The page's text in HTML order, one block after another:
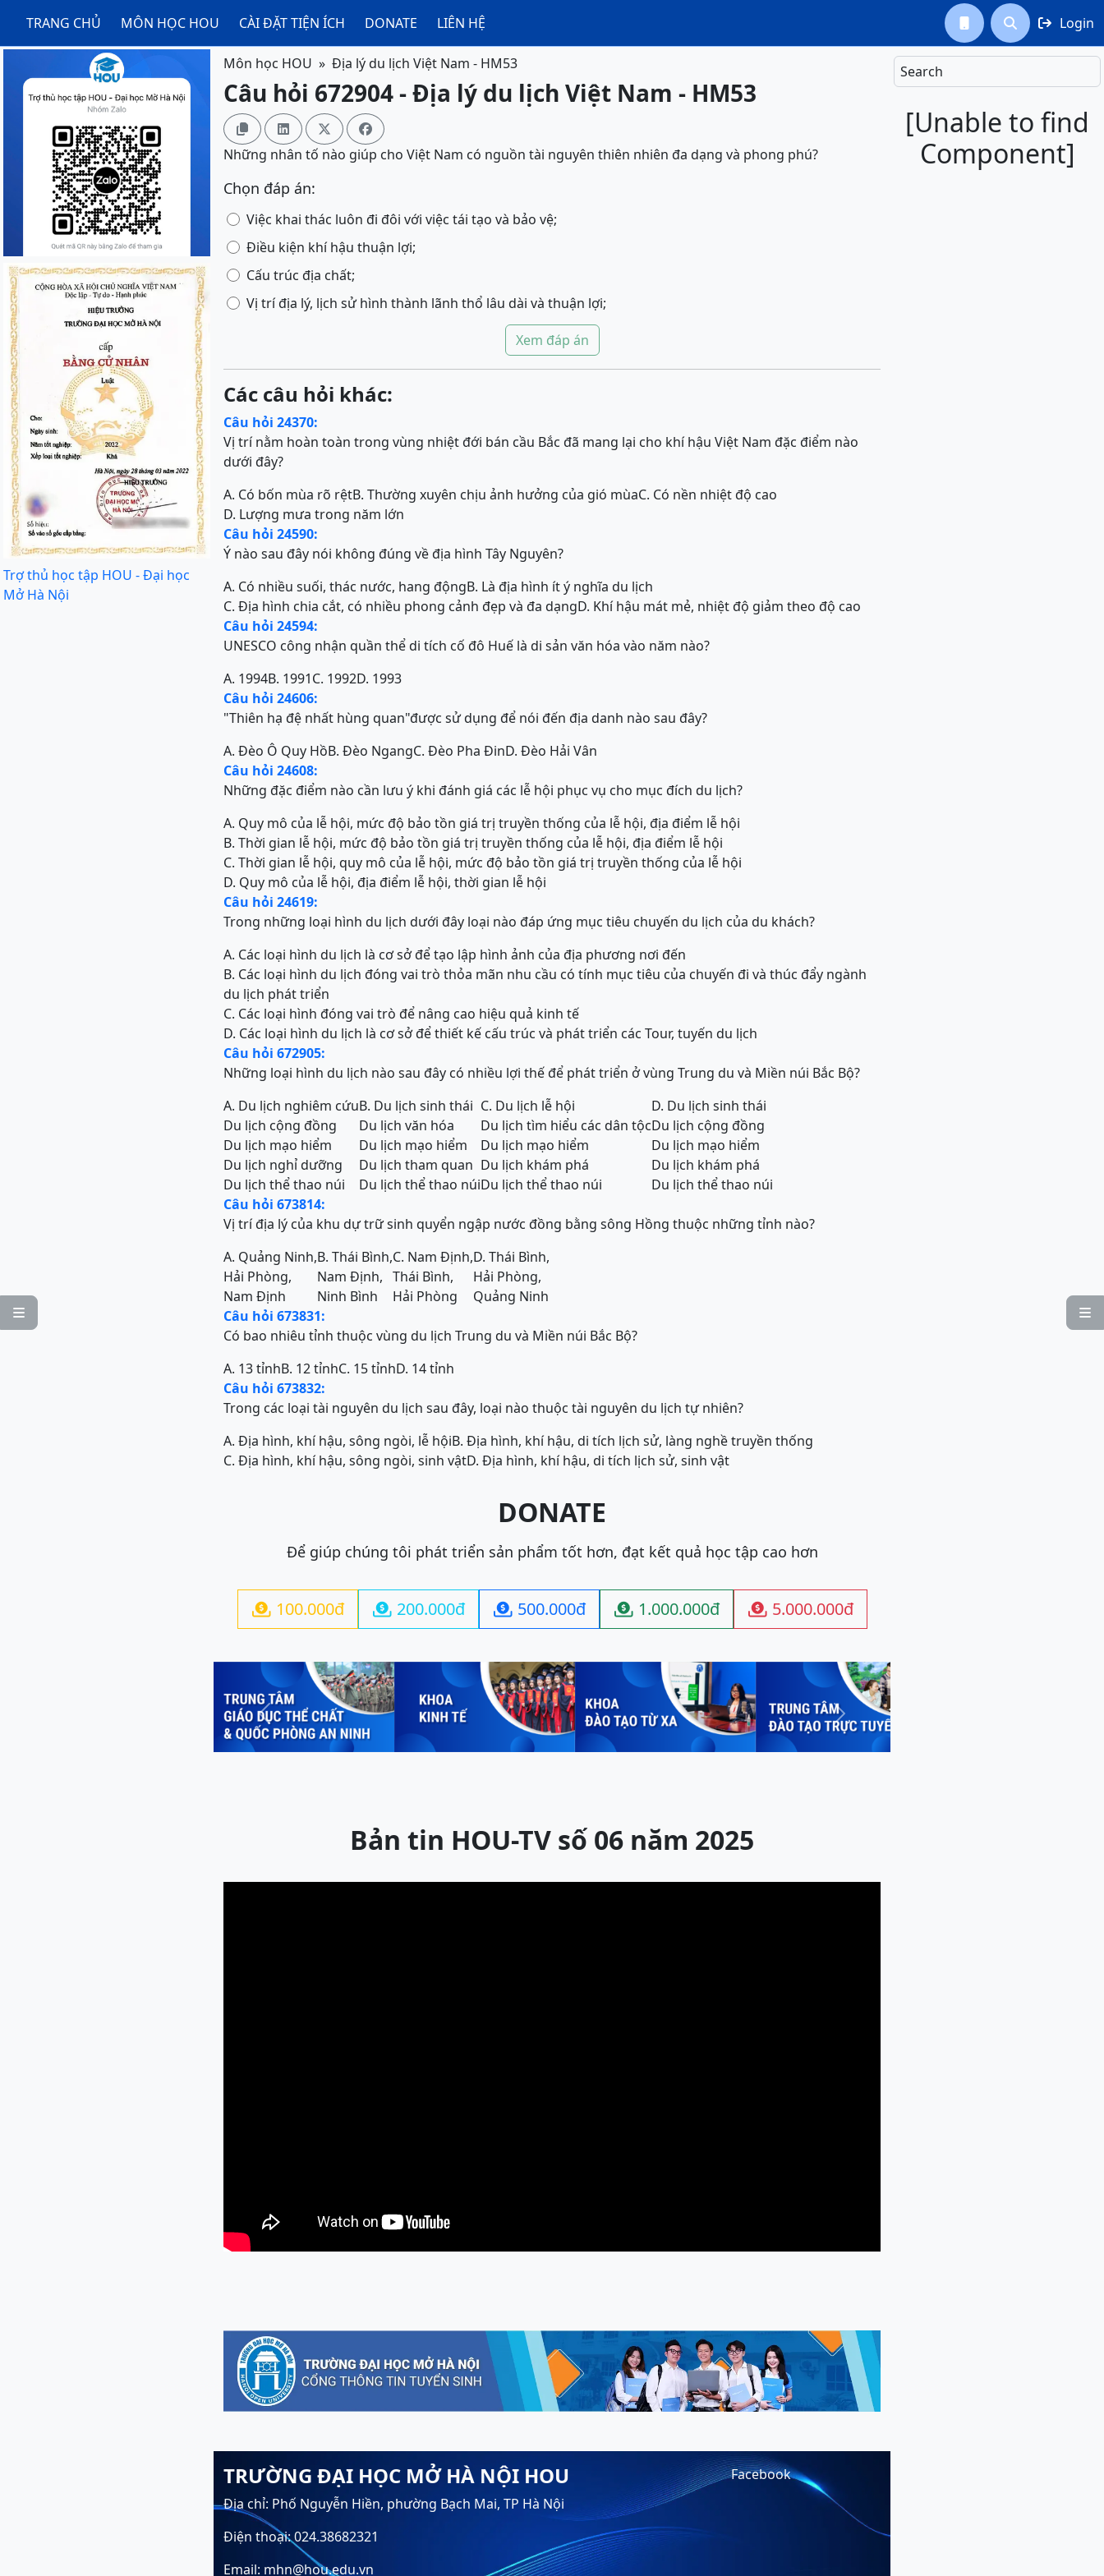
TRANG CHỦ MÔN HỌC HOU CÀI ĐẶT TIỆN ÍCH DONATE LIÊN HỆ   Login

Search
[Unable to find
Component]

Trợ thủ học tập HOU - Đại học
Mở Hà Nội
Môn học HOU Địa lý du lịch Việt Nam - HM53
Câu hỏi 672904 - Địa lý du lịch Việt Nam - HM53
   
Những nhân tố nào giúp cho Việt Nam có nguồn tài nguyên thiên nhiên đa dạng và phong phú?
Chọn đáp án:
Việc khai thác luôn đi đôi với việc tái tạo và bảo vệ;
Điều kiện khí hậu thuận lợi;
Cấu trúc địa chất;
Vị trí địa lý, lịch sử hình thành lãnh thổ lâu dài và thuận lợi;
Xem đáp án
Các câu hỏi khác:
Câu hỏi 24370:
Vị trí nằm hoàn toàn trong vùng nhiệt đới bán cầu Bắc đã mang lại cho khí hậu Việt Nam đặc điểm nào
dưới đây?
A. Có bốn mùa rõ rệtB. Thường xuyên chịu ảnh hưởng của gió mùaC. Có nền nhiệt độ cao
D. Lượng mưa trong năm lớn
Câu hỏi 24590:
Ý nào sau đây nói không đúng về địa hình Tây Nguyên?
A. Có nhiều suối, thác nước, hang độngB. Là địa hình ít ý nghĩa du lịch
C. Địa hình chia cắt, có nhiều phong cảnh đẹp và đa dạngD. Khí hậu mát mẻ, nhiệt độ giảm theo độ cao
Câu hỏi 24594:
UNESCO công nhận quần thể di tích cố đô Huế là di sản văn hóa vào năm nào?
A. 1994B. 1991C. 1992D. 1993
Câu hỏi 24606:
"Thiên hạ đệ nhất hùng quan"được sử dụng để nói đến địa danh nào sau đây?
A. Đèo Ô Quy HồB. Đèo NgangC. Đèo Pha ĐinD. Đèo Hải Vân
Câu hỏi 24608:
Những đặc điểm nào cần lưu ý khi đánh giá các lễ hội phục vụ cho mục đích du lịch?
A. Quy mô của lễ hội, mức độ bảo tồn giá trị truyền thống của lễ hội, địa điểm lễ hội
B. Thời gian lễ hội, mức độ bảo tồn giá trị truyền thống của lễ hội, địa điểm lễ hội
C. Thời gian lễ hội, quy mô của lễ hội, mức độ bảo tồn giá trị truyền thống của lễ hội
D. Quy mô của lễ hội, địa điểm lễ hội, thời gian lễ hội
Câu hỏi 24619:
Trong những loại hình du lịch dưới đây loại nào đáp ứng mục tiêu chuyến du lịch của du khách?
A. Các loại hình du lịch là cơ sở để tạo lập hình ảnh của địa phương nơi đến
B. Các loại hình du lịch đóng vai trò thỏa mãn nhu cầu có tính mục tiêu của chuyến đi và thúc đẩy ngành
du lịch phát triển
C. Các loại hình đóng vai trò để nâng cao hiệu quả kinh tế
D. Các loại hình du lịch là cơ sở để thiết kế cấu trúc và phát triển các Tour, tuyến du lịch
Câu hỏi 672905:
Những loại hình du lịch nào sau đây có nhiều lợi thế để phát triển ở vùng Trung du và Miền núi Bắc Bộ?
A. Du lịch nghiêm cứu
Du lịch cộng đồng
Du lịch mạo hiểm
Du lịch nghỉ dưỡng
Du lịch thể thao núi
B. Du lịch sinh thái
Du lịch văn hóa
Du lịch mạo hiểm
Du lịch tham quan
Du lịch thể thao núi
C. Du lịch lễ hội
Du lịch tìm hiểu các dân tộc
Du lịch mạo hiểm
Du lịch khám phá
Du lịch thể thao núi
D. Du lịch sinh thái
Du lịch cộng đồng
Du lịch mạo hiểm
Du lịch khám phá
Du lịch thể thao núi
Câu hỏi 673814:
Vị trí địa lý của khu dự trữ sinh quyển ngập nước đồng bằng sông Hồng thuộc những tỉnh nào?
A. Quảng Ninh,
Hải Phòng,
Nam Định
B. Thái Bình,
Nam Định,
Ninh Bình
C. Nam Định,
Thái Bình,
Hải Phòng
D. Thái Bình,
Hải Phòng,
Quảng Ninh
Câu hỏi 673831:
Có bao nhiêu tỉnh thuộc vùng du lịch Trung du và Miền núi Bắc Bộ?
A. 13 tỉnhB. 12 tỉnhC. 15 tỉnhD. 14 tỉnh
Câu hỏi 673832:
Trong các loại tài nguyên du lịch sau đây, loại nào thuộc tài nguyên du lịch tự nhiên?
A. Địa hình, khí hậu, sông ngòi, lễ hộiB. Địa hình, khí hậu, di tích lịch sử, làng nghề truyền thống
C. Địa hình, khí hậu, sông ngòi, sinh vậtD. Địa hình, khí hậu, di tích lịch sử, sinh vật
DONATE
Để giúp chúng tôi phát triển sản phẩm tốt hơn, đạt kết quả học tập cao hơn
 100.000đ  200.000đ  500.000đ  1.000.000đ  5.000.000đ
Previous Next
Bản tin HOU-TV số 06 năm 2025
TRƯỜNG ĐẠI HỌC MỞ HÀ NỘI HOU
Địa chỉ: Phố Nguyễn Hiền, phường Bạch Mai, TP Hà Nội
Điện thoại: 024.38682321
Email: mhn@hou.edu.vn
Facebook